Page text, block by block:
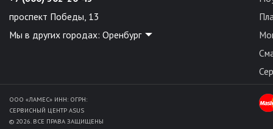
проспект Победы, 13
Мы в других городах: Оренбург
ООО «ЛАМЕС» ИНН: ОГРН:
СЕРВИСНЫЙ ЦЕНТР ASUS
© 2026. ВСЕ ПРАВА ЗАЩИЩЕНЫ